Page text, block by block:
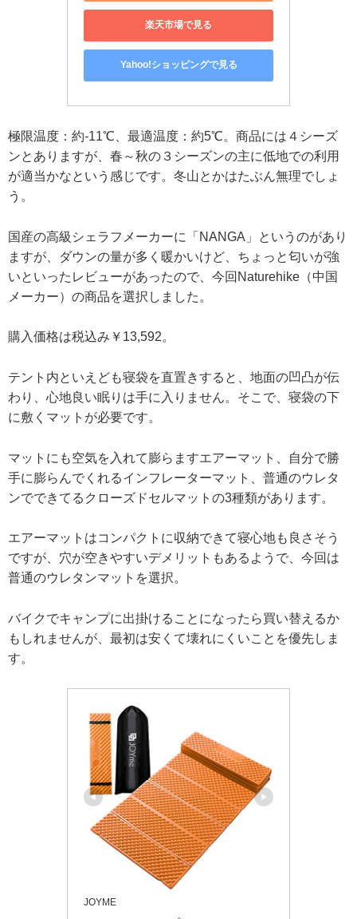
楽天市場で見る
Yahoo!ショッピングで見る
極限温度：約-11℃、最適温度：約5℃。商品には４シーズ
ンとありますが、春～秋の３シーズンの主に低地での利用
が適当かなという感じです。冬山とかはたぶん無理でしょ
う。
国産の高級シェラフメーカーに「NANGA」というのがあり
ますが、ダウンの量が多く暖かいけど、ちょっと匂いが強
いといったレビューがあったので、今回Naturehike（中国
メーカー）の商品を選択しました。
購入価格は税込み￥13,592。
テント内といえども寝袋を直置きすると、地面の凹凸が伝
わり、心地良い眠りは手に入りません。そこで、寝袋の下
に敷くマットが必要です。
マットにも空気を入れて膨らますエアーマット、自分で勝
手に膨らんでくれるインフレーターマット、普通のウレタ
ンでできてるクローズドセルマットの3種類があります。
エアーマットはコンパクトに収納できて寝心地も良さそう
ですが、穴が空きやすいデメリットもあるようで、今回は
普通のウレタンマットを選択。
バイクでキャンプに出掛けることになったら買い替えるか
もしれませんが、最初は安くて壊れにくいことを優先しま
す。
JOYME